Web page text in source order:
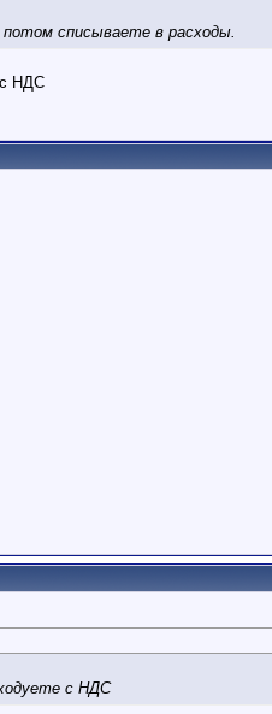
списываете в расходы.
с НДС
с НДС